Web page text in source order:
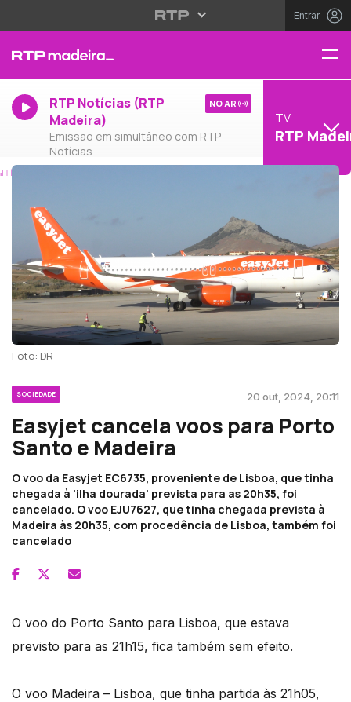
Entrar
RTP Notícias (RTP
Madeira)
Emissão em simultâneo com RTP
Notícias
NO AR
TV
RTP
Foto: DR
SOCIEDADE 20 out, 2024, 20:11
Easyjet cancela voos para Porto
Santo e Madeira
O voo da Easyjet EC6735, proveniente de Lisboa, que tinha
chegada à 'ilha dourada' prevista para as 20h35, foi
cancelado. O voo EJU7627, que tinha chegada prevista à
Madeira às 20h35, com procedência de Lisboa, também foi
cancelado
O voo do Porto Santo para Lisboa, que estava
previsto para as 21h15, fica também sem efeito.
O voo Madeira – Lisboa, que tinha partida às 21h05,